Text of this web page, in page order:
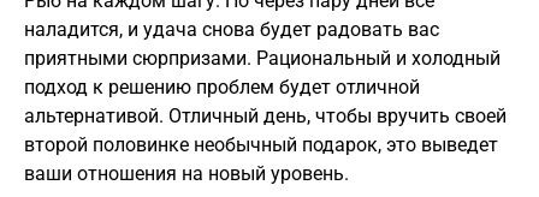
наладится, и удача снова будет радовать вас
приятными сюрпризами. Рациональный и холодный
подход к решению проблем будет отличной
альтернативой. Отличный день, чтобы вручить своей
второй половинке необычный подарок, это выведет
ваши отношения на новый уровень.